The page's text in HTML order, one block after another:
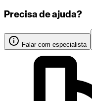
Precisa de ajuda?
Falar com especialista